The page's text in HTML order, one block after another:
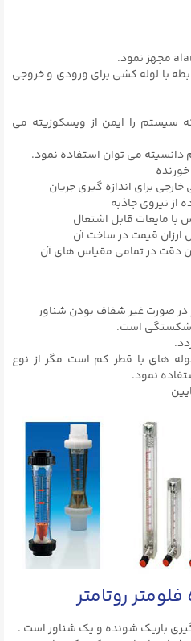
با لوله کشی برای ورودی و خروجی
سیستم را ایمن از ویسکوزیته می
می توان استفاده نمود.
برای اندازه گیری جریان
از نیروی جاذبه
با مایعات قابل اشتعال
ارزان قیمت در ساخت آن
دقت در تمامی مقیاس های آن
صورت غیر شفاف بودن شناور
شکستگی است.
های با قطر کم است مگر از نوع
نمود.
روتامتر
باریک شونده و یک شناور است .